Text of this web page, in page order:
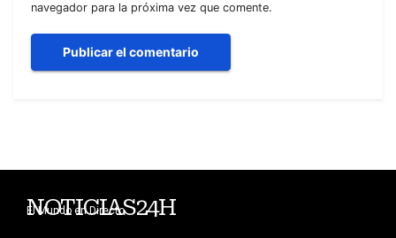
navegador para la próxima vez que comente.
NOTICIAS24H
El Mundo en Directo